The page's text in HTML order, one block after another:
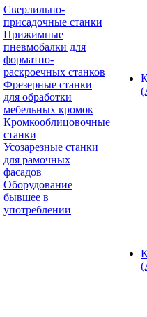
Сверлильно-
присадочные станки
Прижимные
пневмобалки для
форматно-
раскроечных станков
Фрезерные станки
для обработки
мебельных кромок
Кромкооблицовочные
станки
Усозарезные станки
для рамочных
фасадов
Оборудование
бывшее в
употреблении